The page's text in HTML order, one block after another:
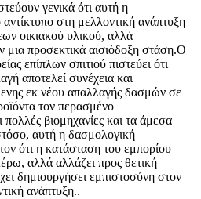
γενικά ότι αυτή η
στη μελλοντική ανάπτυξη
οικιακού υλικού, αλλά
μια προσεκτικά αισιόδοξη στάση.Ο
επίπλων σπιτιού πιστεύει ότι
αποτελεί συνέχεια και
εκ νέου απαλλαγής δασμών σε
τον περασμένο
βιομηχανίες και τα άμεσα
αυτή η δασμολογική
ότι η κατάσταση του εμπορίου
αλλά αλλάζει προς θετική
δημιουργήσει εμπιστοσύνη στον
ανάπτυξη..